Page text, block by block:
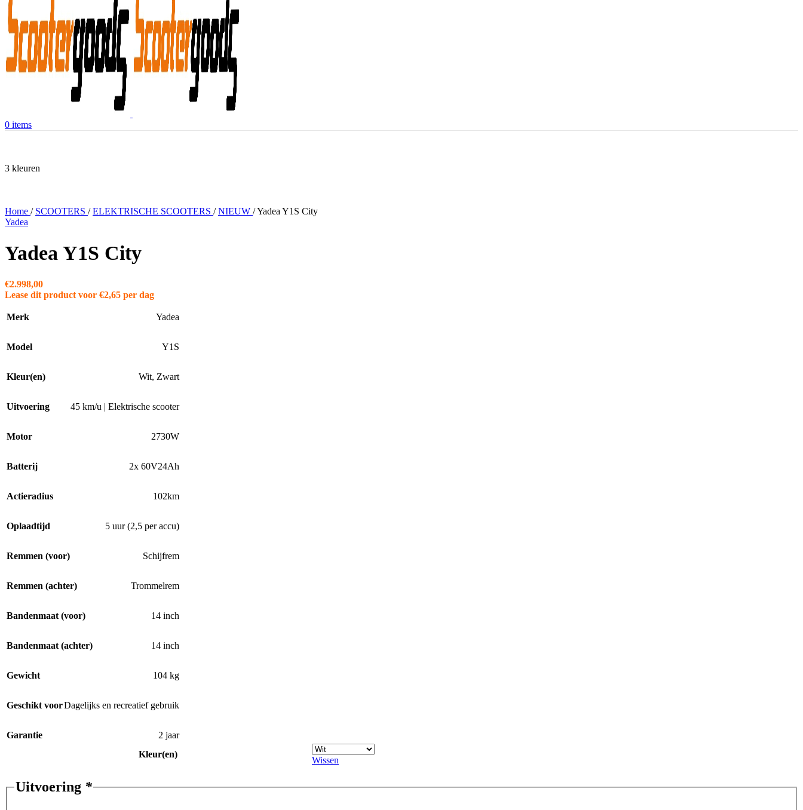
0 items
3 kleuren
Home / SCOOTERS / ELEKTRISCHE SCOOTERS / NIEUW /Yadea Y1S City
Yadea
Yadea Y1S City
€2.998,00
Lease dit product voor €2,65 per dag
Merk Yadea
Model Y1S
Kleur(en) Wit, Zwart
Uitvoering 45 km/u | Elektrische scooter
Motor 2730W
Batterij 2x 60V24Ah
Actieradius 102km
Oplaadtijd 5 uur (2,5 per accu)
Remmen (voor) Schijfrem
Remmen (achter) Trommelrem
Bandenmaat (voor) 14 inch
Bandenmaat (achter) 14 inch
Gewicht 104 kg
Geschikt voorDagelijks en recreatief gebruik
Garantie
2 jaar
Kleur(en)
Wissen
Uitvoering *